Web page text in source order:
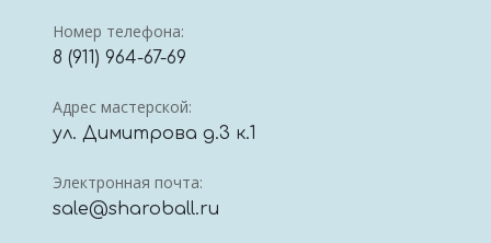
Номер телефона:
8 (911) 964-67-69
Адрес мастерской:
ул. Димитрова д.3 к.1
Электронная почта:
sale@sharoball.ru